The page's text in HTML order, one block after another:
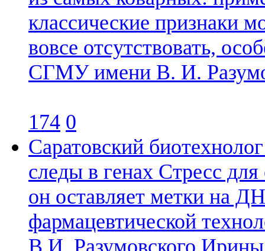
классические признаки
вовсе отсутствовать,
СГМУ имени В. И.
174 0
Саратовский
следы в генах Стресс для
он оставляет метки на
фармацевтической
В.И. Разумовского